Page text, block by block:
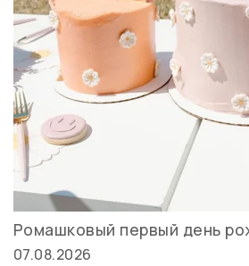
Ромашковый первый день
07.08.2026